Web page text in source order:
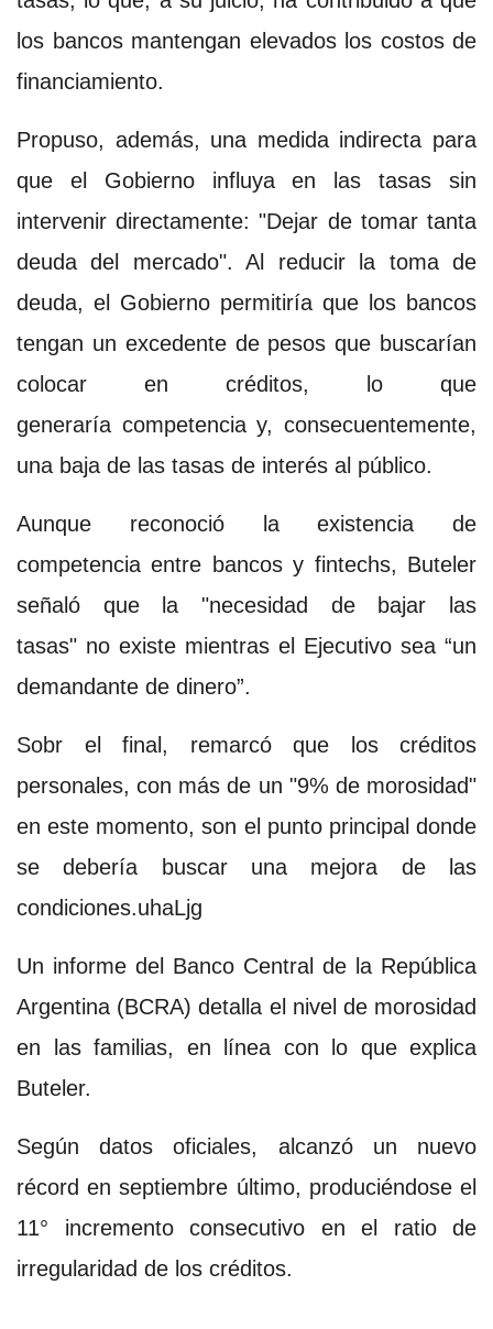
los bancos mantengan elevados los costos de
financiamiento.
Propuso, además, una medida indirecta para
que el Gobierno influya en las tasas sin
intervenir directamente: "Dejar de tomar tanta
deuda del mercado". Al reducir la toma de
deuda, el Gobierno permitiría que los bancos
tengan un excedente de pesos que buscarían
colocar en créditos, lo que
generaría competencia y, consecuentemente,
una baja de las tasas de interés al público.
Aunque reconoció la existencia de
competencia entre bancos y fintechs, Buteler
señaló que la "necesidad de bajar las
tasas" no existe mientras el Ejecutivo sea “un
demandante de dinero”.
Sobr el final, remarcó que los créditos
personales, con más de un "9% de morosidad"
en este momento, son el punto principal donde
se debería buscar una mejora de las
condiciones.uhaLjg
Un informe del Banco Central de la República
Argentina (BCRA) detalla el nivel de morosidad
en las familias, en línea con lo que explica
Buteler.
Según datos oficiales, alcanzó un nuevo
récord en septiembre último, produciéndose el
11° incremento consecutivo en el ratio de
irregularidad de los créditos.